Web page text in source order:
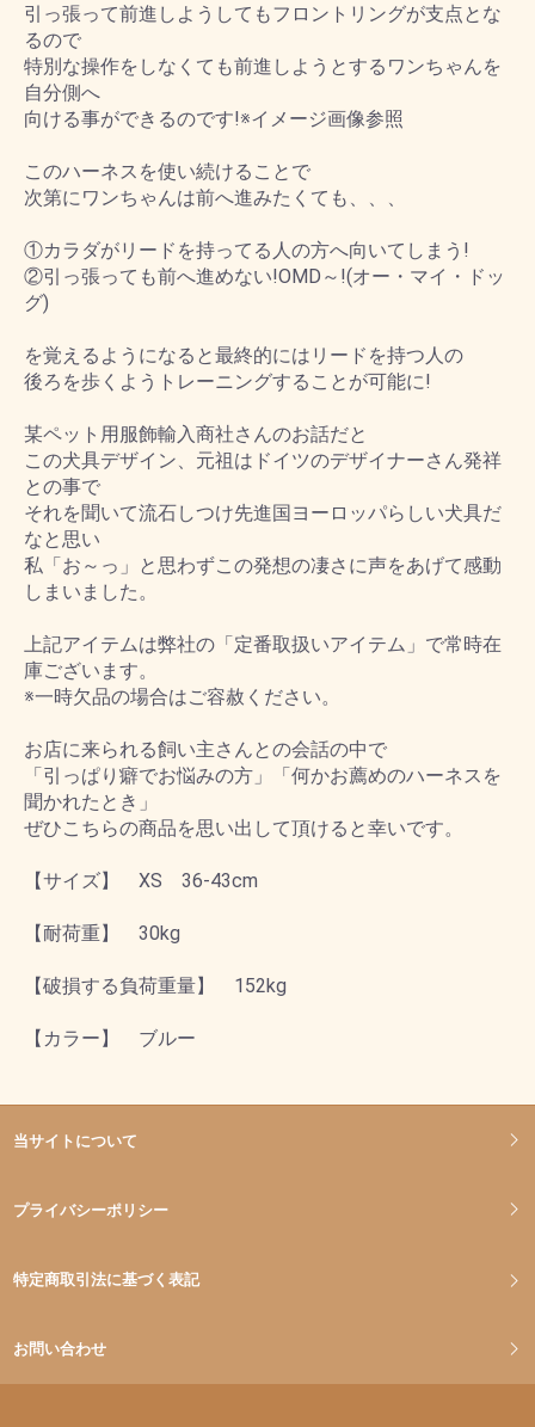
引っ張って前進しようしてもフロントリングが支点とな
るので
特別な操作をしなくても前進しようとするワンちゃんを
自分側へ
向ける事ができるのです!※イメージ画像参照
このハーネスを使い続けることで
次第にワンちゃんは前へ進みたくても、、、
①カラダがリードを持ってる人の方へ向いてしまう!
②引っ張っても前へ進めない!OMD～!(オー・マイ・ドッ
グ)
を覚えるようになると最終的にはリードを持つ人の
後ろを歩くようトレーニングすることが可能に!
某ペット用服飾輸入商社さんのお話だと
この犬具デザイン、元祖はドイツのデザイナーさん発祥
との事で
それを聞いて流石しつけ先進国ヨーロッパらしい犬具だ
なと思い
私「お～っ」と思わずこの発想の凄さに声をあげて感動
しまいました。
上記アイテムは弊社の「定番取扱いアイテム」で常時在
庫ございます。
※一時欠品の場合はご容赦ください。
お店に来られる飼い主さんとの会話の中で
「引っぱり癖でお悩みの方」「何かお薦めのハーネスを
聞かれたとき」
ぜひこちらの商品を思い出して頂けると幸いです。
【サイズ】 XS 36-43cm
【耐荷重】 30kg
【破損する負荷重量】 152kg
【カラー】 ブルー
当サイトについて
プライバシーポリシー
特定商取引法に基づく表記
お問い合わせ